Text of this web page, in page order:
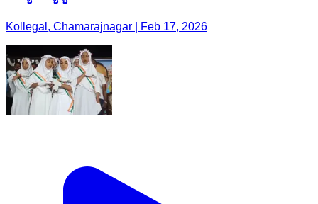
Kollegal, Chamarajnagar | Feb 17, 2026